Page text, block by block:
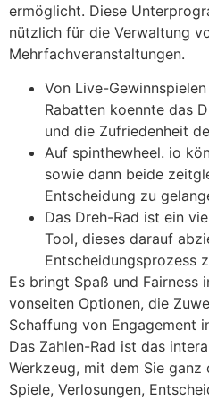
ermöglicht. Diese
nützlich für die Verwaltung
Mehrfachveranstaltungen.
Von Live-
Rabatten koennte das
und die Zufriedenheit
Auf spinthewheel. io
sowie dann beide
Entscheidung zu
Das Dreh-Rad ist ein
Tool, dieses darauf
Entscheidungsprozess
Es bringt Spaß und Fairness
vonseiten Optionen, die
Schaffung von Engagement
Das Zahlen-Rad ist das
Werkzeug, mit dem Sie
Spiele, Verlosungen,